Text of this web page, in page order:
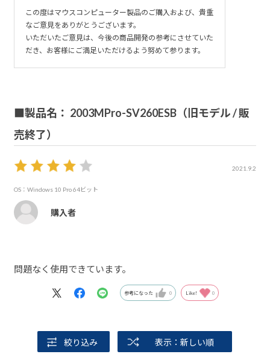
この度はマウスコンピューター製品のご購入および、貴重
なご意見をありがとうございます。
いただいたご意見は、今後の商品開発の参考にさせていた
だき、お客様にご満足いただけるよう努めて参ります。
■製品名： 2003MPro-SV260ESB（旧モデル / 販
売終了）
2021.9.2
OS：Windows 10 Pro 64ビット
購入者
問題なく使用できています。
参考になった 0 Like! 0
絞り込み 表示：新しい順